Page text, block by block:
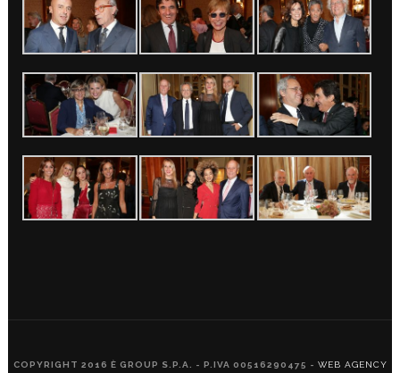
COPYRIGHT 2016 È GROUP S.P.A. - P.IVA 00516290475 - WEB AGENCY